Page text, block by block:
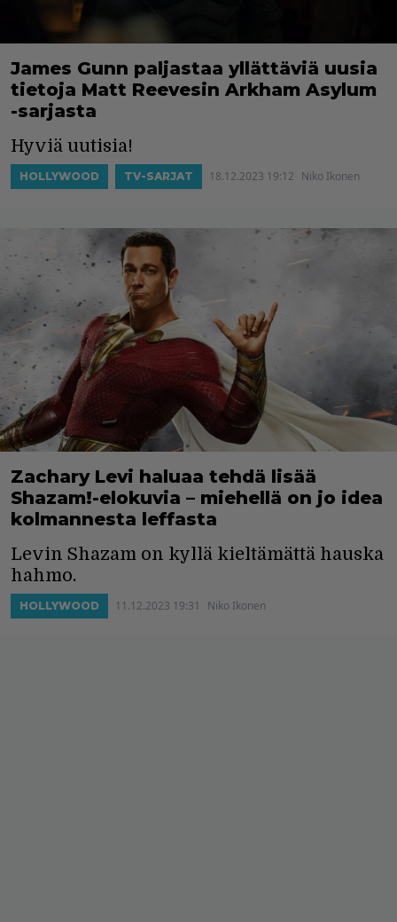
James Gunn paljastaa yllättäviä uusia
tietoja Matt Reevesin Arkham Asylum
-sarjasta
Hyviä uutisia!
HOLLYWOOD TV-SARJAT 18.12.2023 19:12 Niko Ikonen
Zachary Levi haluaa tehdä lisää
Shazam!-elokuvia – miehellä on jo idea
kolmannesta leffasta
Levin Shazam on kyllä kieltämättä hauska
hahmo.
HOLLYWOOD 11.12.2023 19:31 Niko Ikonen